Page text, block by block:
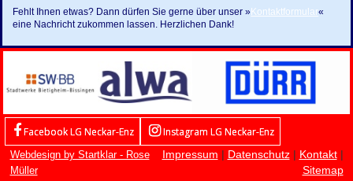
Fehlt Ihnen etwas? Dann dürfen Sie gerne über unser »Kontaktformular«
eine Nachricht zukommen lassen. Herzlichen Dank!
Facebook LG Neckar-Enz Instagram LG Neckar-Enz
Webdesign by Startklar - Rose
Müller
Impressum | Datenschutz| Kontakt|
Sitemap